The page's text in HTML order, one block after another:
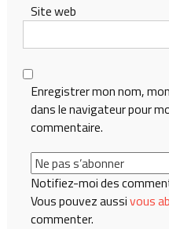
Site web
Enregistrer mon nom,
dans le navigateur pour
commentaire.
Notifiez-moi des
Vous pouvez aussivous
commenter.